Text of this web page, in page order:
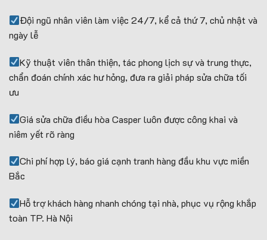
Đội ngũ nhân viên làm việc 24/7, kể cả thứ 7, chủ nhật và
ngày lễ
Kỹ thuật viên thân thiện, tác phong lịch sự và trung thực,
chẩn đoán chính xác hư hỏng, đưa ra giải pháp sửa chữa tối
ưu
Giá sửa chữa điều hòa Casper luôn được công khai và
niêm yết rõ ràng
Chi phí hợp lý, báo giá cạnh tranh hàng đầu khu vực miền
Bắc
Hỗ trợ khách hàng nhanh chóng tại nhà, phục vụ rộng khắp
toàn TP. Hà Nội